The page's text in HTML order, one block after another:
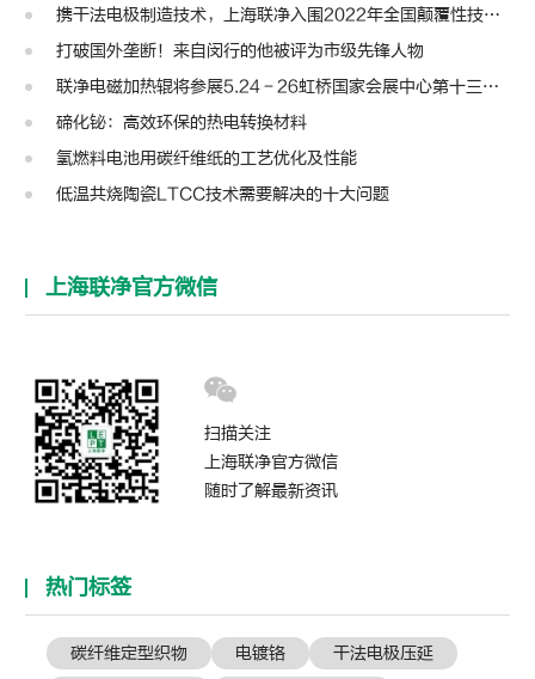
携干法电极制造技术，上海联净入围2022年全国颠覆性技术创新大赛
打破国外垄断！来自闵行的他被评为市级先锋人物
联净电磁加热辊将参展5.24－26虹桥国家会展中心第十三届模切展
碲化铋：高效环保的热电转换材料
氢燃料电池用碳纤维纸的工艺优化及性能
低温共烧陶瓷LTCC技术需要解决的十大问题
上海联净官方微信
扫描关注
上海联净官方微信
随时了解最新资讯
热门标签
碳纤维定型织物 电镀铬
干法电极压延